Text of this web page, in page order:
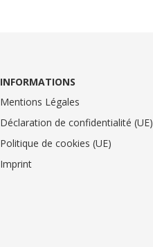
INFORMATIONS
Mentions Légales
Déclaration de confidentialité (UE)
Politique de cookies (UE)
Imprint